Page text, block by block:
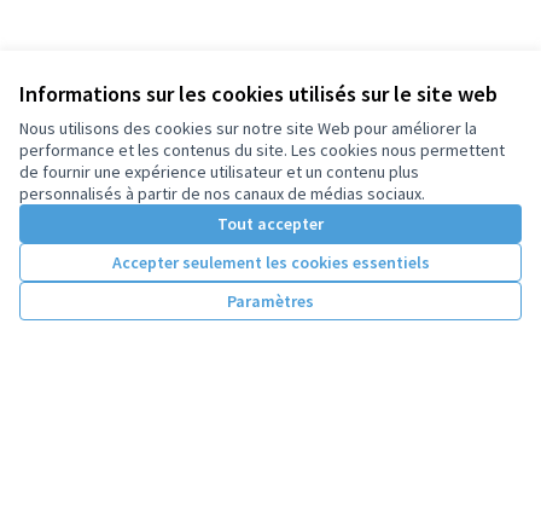
Informations sur les cookies utilisés sur le site web
Nous utilisons des cookies sur notre site Web pour améliorer la
performance et les contenus du site. Les cookies nous permettent
de fournir une expérience utilisateur et un contenu plus
personnalisés à partir de nos canaux de médias sociaux.
Tout accepter
Accepter seulement les cookies essentiels
Paramètres